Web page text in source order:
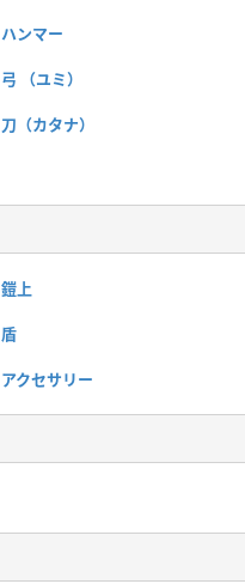
ハンマー
弓 （ユミ）
刀（カタナ）
鎧上
盾
アクセサリー